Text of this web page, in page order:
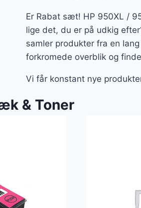
Er Rabat sæt! HP 950XL /
lige det, du er på udkig
samler produkter fra en
forkromede overblik og
Vi får konstant nye
& Toner